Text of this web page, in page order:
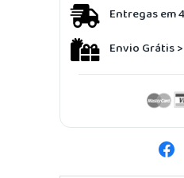
Entregas em
Envio Grátis